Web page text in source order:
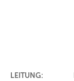
LEITUNG: